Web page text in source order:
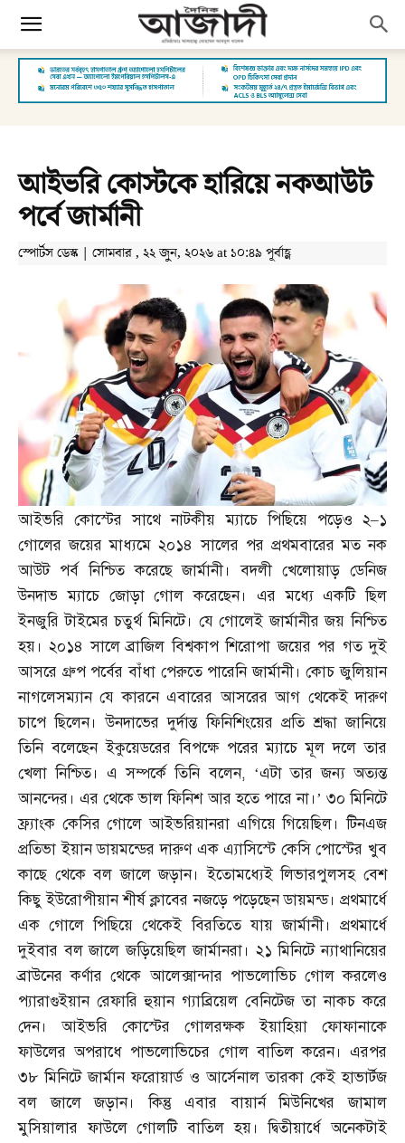
আইভরি কোস্টকে হারিয়ে নকআউট
পর্বে জার্মানী
স্পোর্টস ডেস্ক | সোমবার , ২২ জুন, ২০২৬ at ১০:৪৯ পূর্বাহ্ণ
আইভরি কোস্টের সাথে নাটকীয় ম্যাচে পিছিয়ে পড়েও ২–১
গোলের জয়ের মাধ্যমে ২০১৪ সালের পর প্রথমবারের মত নক
আউট পর্ব নিশ্চিত করেছে জার্মানী। বদলী খেলোয়াড় ডেনিজ
উনদাভ ম্যাচে জোড়া গোল করেছেন। এর মধ্যে একটি ছিল
ইনজুরি টাইমের চতুর্থ মিনিটে। যে গোলেই জার্মানীর জয় নিশ্চিত
হয়। ২০১৪ সালে ব্রাজিল বিশ্বকাপ শিরোপা জয়ের পর গত দুই
আসরে গ্রুপ পর্বের বাঁধা পেরুতে পারেনি জার্মানী। কোচ জুলিয়ান
নাগলেসম্যান যে কারনে এবারের আসরের আগ থেকেই দারুণ
চাপে ছিলেন। উনদাভের দুর্দান্ত ফিনিশিংয়ের প্রতি শ্রদ্ধা জানিয়ে
তিনি বলেছেন ইকুয়েডরের বিপক্ষে পরের ম্যাচে মূল দলে তার
খেলা নিশ্চিত। এ সম্পর্কে তিনি বলেন, ‘এটা তার জন্য অত্যন্ত
আনন্দের। এর থেকে ভাল ফিনিশ আর হতে পারে না।’ ৩০ মিনিটে
ফ্র্যাংক কেসির গোলে আইভরিয়ানরা এগিয়ে গিয়েছিল। টিনএজ
প্রতিভা ইয়ান ডায়মন্ডের দারুণ এক এ্যাসিস্টে কেসি পোস্টের খুব
কাছে থেকে বল জালে জড়ান। ইতোমধ্যেই লিভারপুলসহ বেশ
কিছু ইউরোপীয়ান শীর্ষ ক্লাবের নজড়ে পড়েছেন ডায়মন্ড। প্রথমার্ধে
এক গোলে পিছিয়ে থেকেই বিরতিতে যায় জার্মানী। প্রথমার্ধে
দুইবার বল জালে জড়িয়েছিল জার্মানরা। ২১ মিনিটে ন্যাথানিয়ের
ব্রাউনের কর্ণার থেকে আলেক্সান্দার পাভলোভিচ গোল করলেও
প্যারাগুইয়ান রেফারি হুয়ান গ্যাব্রিয়েল বেনিটেজ তা নাকচ করে
দেন। আইভরি কোস্টের গোলরক্ষক ইয়াহিয়া ফোফানাকে
ফাউলের অপরাধে পাভলোভিচের গোল বাতিল করেন। এরপর
৩৮ মিনিটে জার্মান ফরোয়ার্ড ও আর্সেনাল তারকা কেই হাভার্টজ
বল জালে জড়ান। কিন্তু এবার বায়ার্ন মিউনিখের জামাল
মুসিয়ালার ফাউলে গোলটি বাতিল হয়। দ্বিতীয়ার্ধে অনেকটাই